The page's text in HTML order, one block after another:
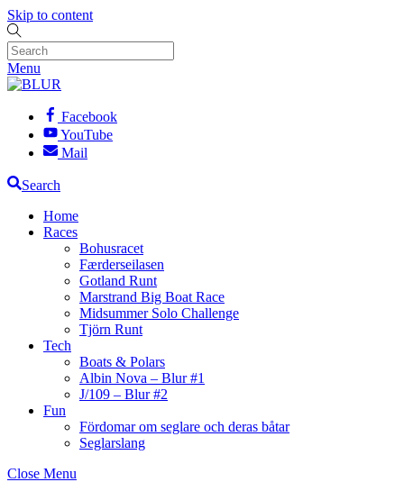
Skip to content
Menu
Facebook
YouTube
Mail
Search
Home
Races
Bohusracet
Færderseilasen
Gotland Runt
Marstrand Big Boat Race
Midsummer Solo Challenge
Tjörn Runt
Tech
Boats & Polars
Albin Nova – Blur #1
J/109 – Blur #2
Fun
Fördomar om seglare och deras båtar
Seglarslang
Close Menu